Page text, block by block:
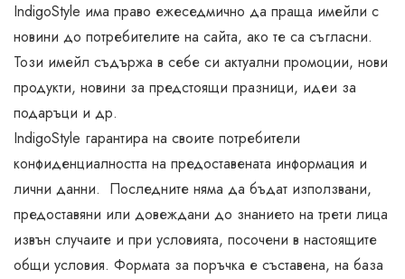
IndigoStyle има право ежеседмично да праща имейли с
новини до потребителите на сайта, ако те са съгласни.
Този имейл съдържа в себе си актуални промоции, нови
продукти, новини за предстоящи празници, идеи за
подаръци и др.
IndigoStyle гарантира на своите потребители
конфиденциалността на предоставената информация и
лични данни. Последните няма да бъдат използвани,
предоставяни или довеждани до знанието на трети лица
извън случаите и при условията, посочени в настоящите
общи условия. Формата за поръчка е съставена, на база